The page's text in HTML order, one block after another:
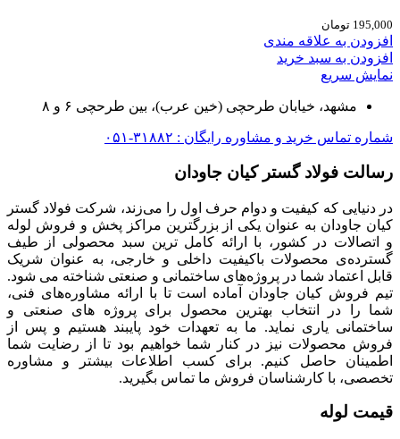
195,000 تومان
افزودن به علاقه مندی
افزودن به سبد خرید
نمایش سریع
مشهد، خیابان طرحچی (خین عرب)، بین طرحچی ۶ و ۸
شماره تماس خرید و مشاوره رایگان : ۳۱۸۸۲-۰۵۱
رسالت فولاد گستر کیان جاودان
در دنیایی که کیفیت و دوام حرف اول را می‌زند، شرکت فولاد گستر
کیان جاودان به عنوان یکی از بزرگترین مراکز پخش و فروش لوله
و اتصالات در کشور، با ارائه کامل ترین سبد محصولی از طیف
گسترده‌‌ی محصولات باکیفیت داخلی و خارجی، به عنوان شریک
قابل اعتماد شما در پروژه‌های ساختمانی و صنعتی شناخته می شود.
تیم فروش کیان جاودان آماده است تا با ارائه مشاوره‌های فنی،
شما را در انتخاب بهترین محصول برای پروژه های صنعتی و
ساختمانی یاری نماید. ما به تعهدات خود پایبند هستیم و پس از
فروش محصولات نیز در کنار شما خواهیم بود تا از رضایت شما
اطمینان حاصل کنیم. برای کسب اطلاعات بیشتر و مشاوره
تخصصی، با کارشناسان فروش ما تماس بگیرید.
قیمت لوله